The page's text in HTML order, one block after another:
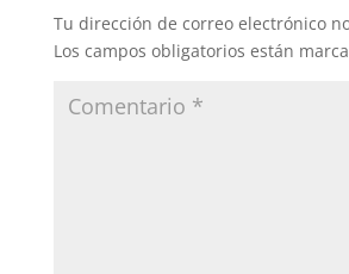
Tu dirección de correo electrónico
Los campos obligatorios están